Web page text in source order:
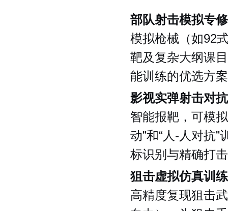
部队射击模拟专
模拟枪械（如92
靶及复杂大纲课
能训练的优选方
影视实弹射击对
智能报靶，可模
动”和“人-人对抗
标识别与精确打
狙击虚拟仿真训
高精度复现狙击